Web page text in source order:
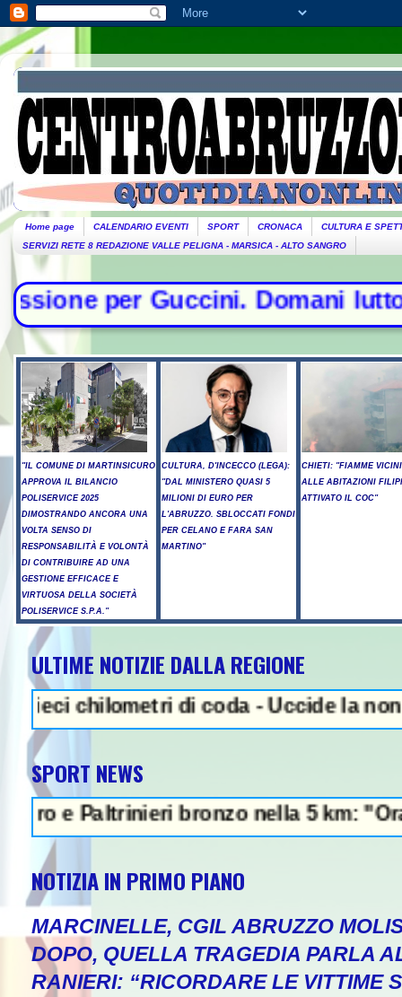
Home page CALENDARIO EVENTI SPORT CRONACA
CULTURA E
SERVIZI RETE 8 REDAZIONE VALLE PELIGNA - MARSICA - ALTO SANGRO
Domani lutto
"IL COMUNE DI MARTINSICURO
APPROVA IL BILANCIO
POLISERVICE 2025
DIMOSTRANDO ANCORA UNA
VOLTA SENSO DI
RESPONSABILITÀ E VOLONTÀ
DI CONTRIBUIRE AD UNA
GESTIONE EFFICACE E
VIRTUOSA DELLA SOCIETÀ
POLISERVICE S.P.A."
CULTURA, D'INCECCO (LEGA):
"DAL MINISTERO QUASI 5
MILIONI DI EURO PER
L'ABRUZZO. SBLOCCATI FONDI
PER CELANO E FARA SAN
MARTINO"
CHIETI: "FIAMME
ALLE ABITAZIONI
ATTIVATO IL COC"
ULTIME NOTIZIE DALLA REGIONE
di coda - Uccide la nonna a
SPORT NEWS
bronzo nella 5 km: "Ora ci
NOTIZIA IN PRIMO PIANO
MARCINELLE, CGIL ABRUZZO
DOPO, QUELLA TRAGEDIA PARLA
RANIERI: “RICORDARE LE VITTIME
NEWS IN EVIDENZA -